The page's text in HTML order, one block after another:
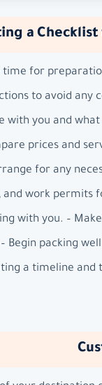
a
time for
to avoid any
with you and
prices and
for any
and work
with you. –
packing
a timeline